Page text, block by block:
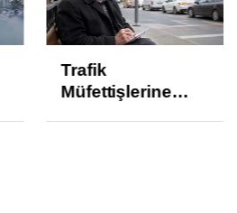
Trafik
Müfettişlerine